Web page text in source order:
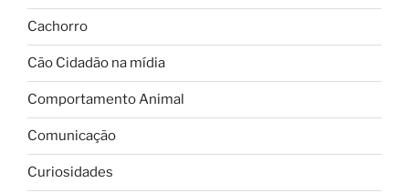
Cachorro
Cão Cidadão na mídia
Comportamento Animal
Comunicação
Curiosidades